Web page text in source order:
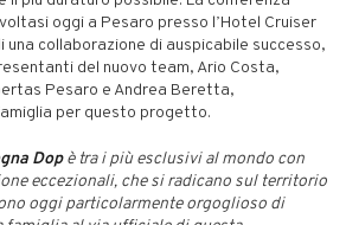
oggi a Pesaro presso l’Hotel Cruiser
una collaborazione di auspicabile successo,
del nuovo team, Ario Costa,
Pesaro e Andrea Beretta,
per questo progetto.
Dopè tra i più esclusivi al mondo con
eccezionali, che si radicano sul territorio
oggi particolarmente orgoglioso di